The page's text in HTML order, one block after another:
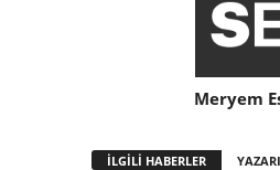
Meryem
İLGİLİ HABERLER